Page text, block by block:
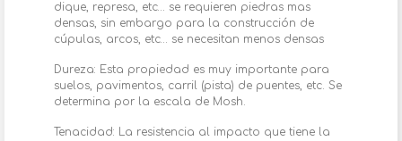
dique, represa, etc… se requieren piedras mas
densas, sin embargo para la construcción de
cúpulas, arcos, etc… se necesitan menos densas
Dureza: Esta propiedad es muy importante para
suelos, pavimentos, carril (pista) de puentes, etc. Se
determina por la escala de Mosh.
Tenacidad: La resistencia al impacto que tiene la